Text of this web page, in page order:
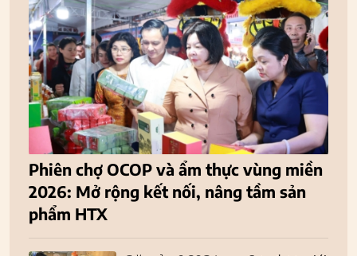
Phiên chợ OCOP và ẩm thực vùng miền
2026: Mở rộng kết nối, nâng tầm sản
phẩm HTX